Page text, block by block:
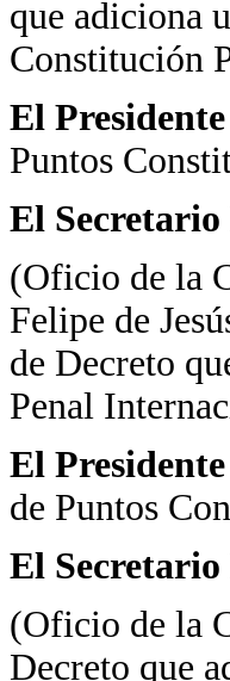
que adiciona
Constitución
El
Puntos
El
(Oficio de la
Felipe de
de Decreto
Penal
El
de Puntos
El
(Oficio de la
Decreto que